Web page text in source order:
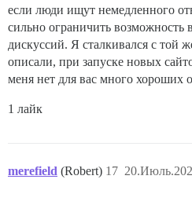
если люди ищут немедленного
сильно ограничить возможность
дискуссий. Я сталкивался с той
описали, при запуске новых
меня нет для вас много хороших
1 лайк
merefield (Robert) 17